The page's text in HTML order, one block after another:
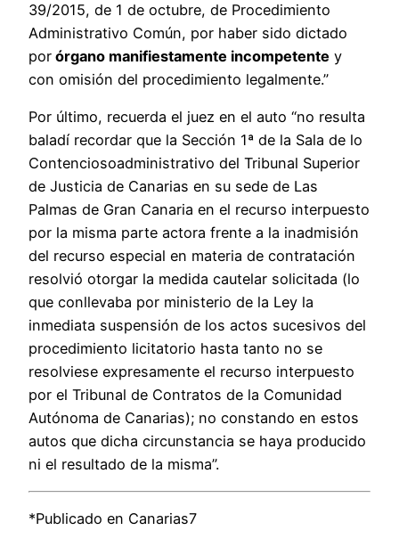
39/2015, de 1 de octubre, de Procedimiento
Administrativo Común, por haber sido dictado
por órgano manifiestamente incompetente y
con omisión del procedimiento legalmente.”
Por último, recuerda el juez en el auto “no resulta
baladí recordar que la Sección 1ª de la Sala de lo
Contenciosoadministrativo del Tribunal Superior
de Justicia de Canarias en su sede de Las
Palmas de Gran Canaria en el recurso interpuesto
por la misma parte actora frente a la inadmisión
del recurso especial en materia de contratación
resolvió otorgar la medida cautelar solicitada (lo
que conllevaba por ministerio de la Ley la
inmediata suspensión de los actos sucesivos del
procedimiento licitatorio hasta tanto no se
resolviese expresamente el recurso interpuesto
por el Tribunal de Contratos de la Comunidad
Autónoma de Canarias); no constando en estos
autos que dicha circunstancia se haya producido
ni el resultado de la misma”.
*Publicado en Canarias7